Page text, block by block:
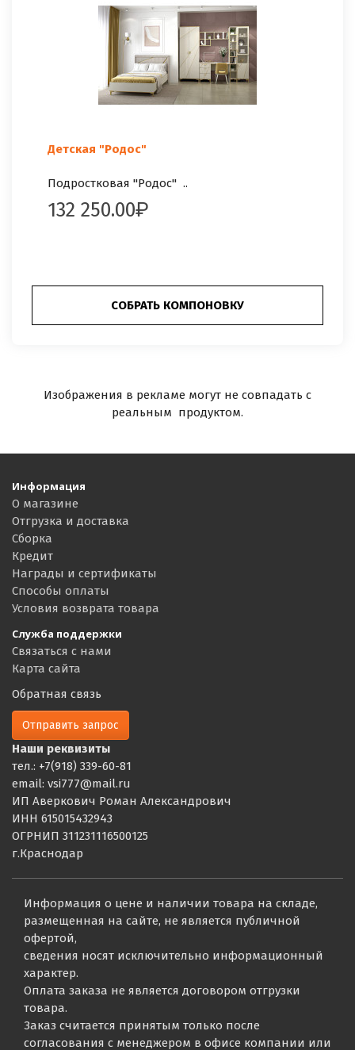
Детская "Родос"
Подростковая "Родос" ..
132 250.00
СОБРАТЬ КОМПОНОВКУ
Изображения в рекламе могут не совпадать с
реальным продуктом.
Информация
О магазине
Отгрузка и доставка
Сборка
Кредит
Награды и сертификаты
Способы оплаты
Условия возврата товара
Служба поддержки
Связаться с нами
Карта сайта
Обратная связь
Отправить запрос
Наши реквизиты
тел.: +7(918) 339-60-81
email: vsi777@mail.ru
ИП Аверкович Роман Александрович
ИНН 615015432943
ОГРНИП 311231116500125
г.Краснодар
Информация о цене и наличии товара на складе,
размещенная на сайте, не является публичной
офертой,
сведения носят исключительно информационный
характер.
Оплата заказа не является договором отгрузки
товара.
Заказ считается принятым только после
согласования с менеджером в офисе компании или